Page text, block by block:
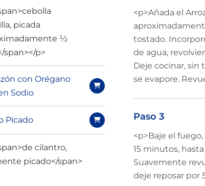
picada
½
span></p>
con Orégano
Sodio
Picado
cilantro,
picado</span>
<p>Añada el
tostado.
de agua,
Deje cocinar, sin
se evapore.
Paso 3
<p>Baje el
15 minutos,
Suavemente
deje reposar por